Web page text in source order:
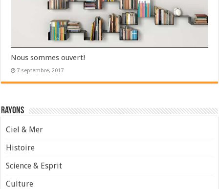
Nous sommes ouvert!
7 septembre, 2017
Rayons
Ciel & Mer
Histoire
Science & Esprit
Culture